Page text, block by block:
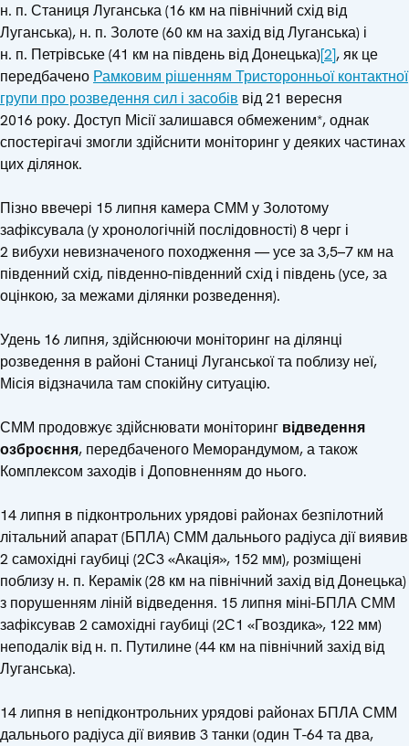
н. п. Станиця Луганська (16 км на північний схід від
Луганська), н. п. Золоте (60 км на захід від Луганська) і
н. п. Петрівське (41 км на південь від Донецька)[2], як це
передбачено Рамковим рішенням Тристоронньої контактної
групи про розведення сил і засобів від 21 вересня
2016 року. Доступ Місії залишався обмеженим*, однак
спостерігачі змогли здійснити моніторинг у деяких частинах
цих ділянок.
Пізно ввечері 15 липня камера СММ у Золотому
зафіксувала (у хронологічній послідовності) 8 черг і
2 вибухи невизначеного походження — усе за 3,5–7 км на
південний схід, південно-південний схід і південь (усе, за
оцінкою, за межами ділянки розведення).
Удень 16 липня, здійснюючи моніторинг на ділянці
розведення в районі Станиці Луганської та поблизу неї,
Місія відзначила там спокійну ситуацію.
СММ продовжує здійснювати моніторинг відведення
озброєння, передбаченого Меморандумом, а також
Комплексом заходів і Доповненням до нього.
14 липня в підконтрольних урядові районах безпілотний
літальний апарат (БПЛА) СММ дальнього радіуса дії виявив
2 самохідні гаубиці (2С3 «Акація», 152 мм), розміщені
поблизу н. п. Керамік (28 км на північний захід від Донецька)
з порушенням ліній відведення. 15 липня міні-БПЛА СММ
зафіксував 2 самохідні гаубиці (2С1 «Гвоздика», 122 мм)
неподалік від н. п. Путилине (44 км на північний захід від
Луганська).
14 липня в непідконтрольних урядові районах БПЛА СММ
дальнього радіуса дії виявив 3 танки (один Т-64 та два,